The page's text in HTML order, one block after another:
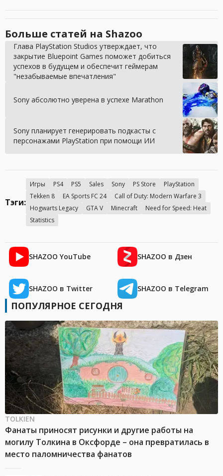
Больше статей на Shazoo
Глава PlayStation Studios утверждает, что
закрытие Bluepoint Games поможет добиться
успехов в будущем и обеспечит геймерам
"незабываемые впечатления"
Sony абсолютно уверена в успехе Marathon
Sony планирует генерировать подкасты с
персонажами PlayStation при помощи ИИ
Тэги:
Игры PS4 PS5 Sales Sony PS Store
PlayStation
Tekken 8
EA Sports FC 24
Call of Duty: Modern Warfare 3
Hogwarts Legacy
GTA V Minecraft
Need for Speed: Heat
Statistics
SHAZOO YouTube SHAZOO в Дзен
SHAZOO в Twitter SHAZOO в Telegram
ПОПУЛЯРНОЕ СЕГОДНЯ
TOLKIEN
Фанаты приносят рисунки и другие работы на
могилу Толкина в Оксфорде – она превратилась в
место паломничества фанатов